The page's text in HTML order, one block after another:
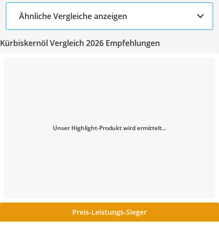
Ähnliche Vergleiche anzeigen
Kürbiskernöl Vergleich 2026 Empfehlungen
Unser Highlight-Produkt wird ermittelt...
Preis-Leistungs-Sieger